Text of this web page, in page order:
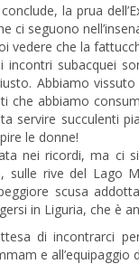
la prua
ci seguono
vedere che la
incontri subacquei
Abbiamo
che abbiamo
servire succulenti
le donne!
nei ricordi, ma ci
sulle rive del Lago
scusa
in Liguria, che è
di incontrarci
e all’equipaggio